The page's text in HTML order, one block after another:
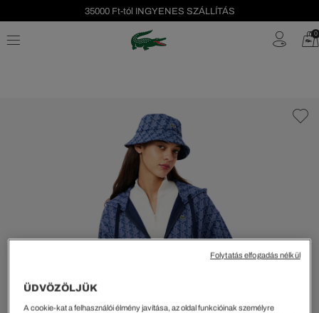
35000 Ft-tól INGYENES SZÁLLÍTÁS
Szezonális leárazás akár -40%! 0
ÜDVÖZÖLJÜK
A cookie-kat a felhasználói élmény javítása, az oldal funkcióinak személyre
Folytatás elfogadás nélkül